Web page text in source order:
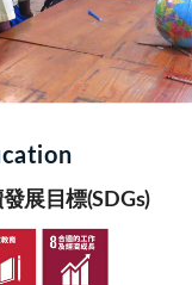
展目標(SDGs)